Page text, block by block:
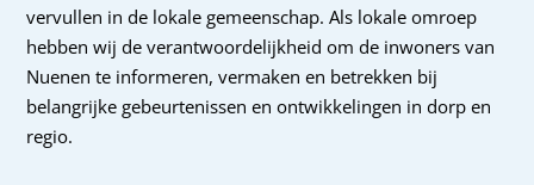
vervullen in de lokale gemeenschap. Als lokale omroep
hebben wij de verantwoordelijkheid om de inwoners van
Nuenen te informeren, vermaken en betrekken bij
belangrijke gebeurtenissen en ontwikkelingen in dorp en
regio.